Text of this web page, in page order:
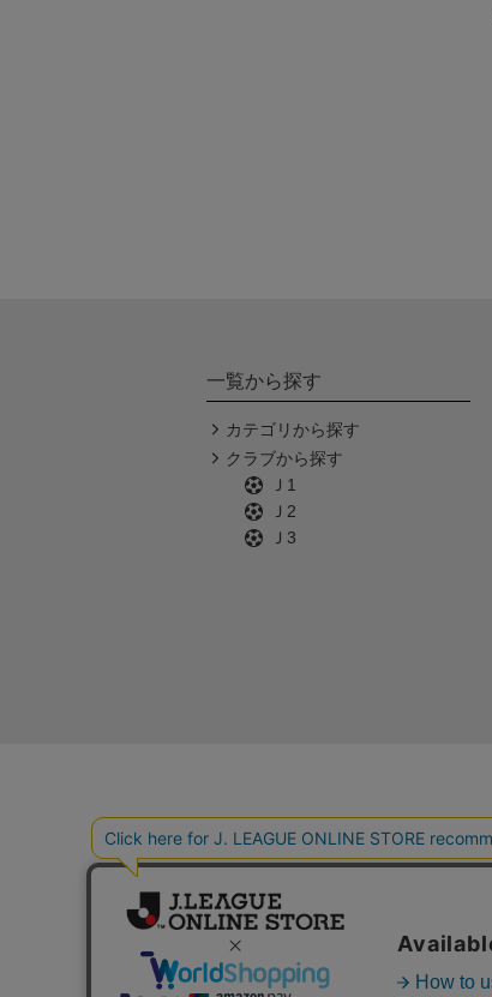
一覧から探す
カテゴリから探す
クラブから探す
Ｊ1
Ｊ2
Ｊ3